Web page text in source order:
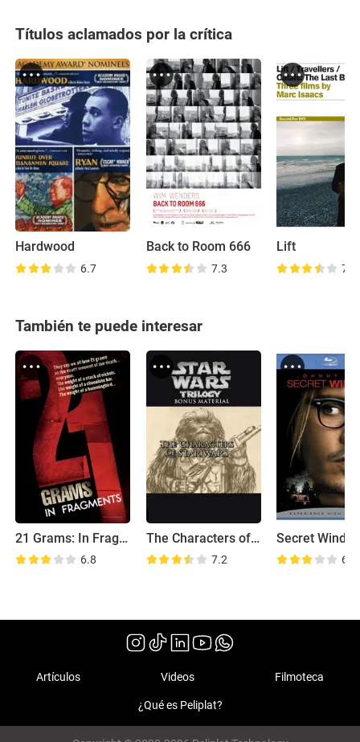
Títulos aclamados por la crítica
Hardwood
6.7
Back to Room 666
7.3
Lift
7.9
También te puede interesar
21 Grams: In Fragments
6.8
The Characters of 'Star Wars'
7.2 6.2
Artículos Videos Filmoteca
¿Qué es Peliplat?